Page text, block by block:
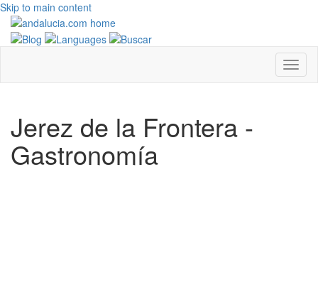
Skip to main content
Jerez de la Frontera -
Gastronomía